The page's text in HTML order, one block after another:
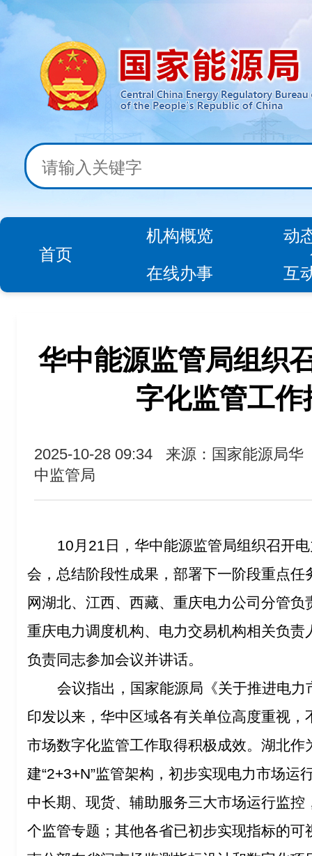
首页
机构概览
动
在线办事
互
华中能源监管局组织
字化监管工作
2025-10-28 09:34
来源：国家能源局华
中监管局
10月21日，华中能源监管局组织召开
会，总结阶段性成果，部署下一阶段重点
网湖北、江西、西藏、重庆电力公司分管负
重庆电力调度机构、电力交易机构相关负
负责同志参加会议并讲话。
会议指出，国家能源局《关于推进电
印发以来，华中区域各有关单位高度重视
市场数字化监管工作取得积极成效。湖北作
建“2+3+N”监管架构，初步实现电力市场运
中长期、现货、辅助服务三大市场运行监
个监管专题；其他各省已初步实现指标的